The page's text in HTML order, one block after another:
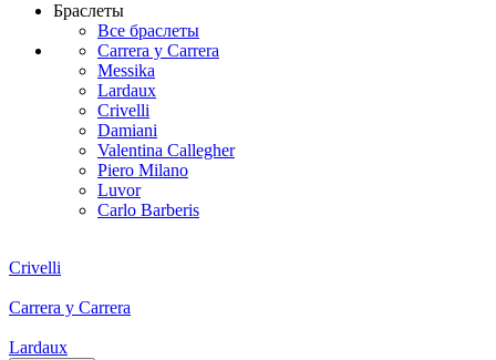
Браслеты
Все браслеты
Carrera y Carrera
Messika
Lardaux
Crivelli
Damiani
Valentina Callegher
Piero Milano
Luvor
Carlo Barberis
Crivelli
Carrera y Carrera
Lardaux